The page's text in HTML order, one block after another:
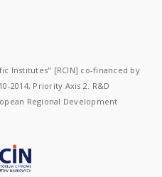
Institutes" [RCIN] co-financed by
2014, Priority Axis 2. R&D
Regional Development